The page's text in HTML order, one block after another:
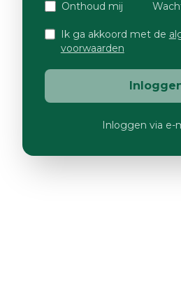
Onthoud mij
Ik ga akkoord met de
voorwaarden
Inloggen via e-